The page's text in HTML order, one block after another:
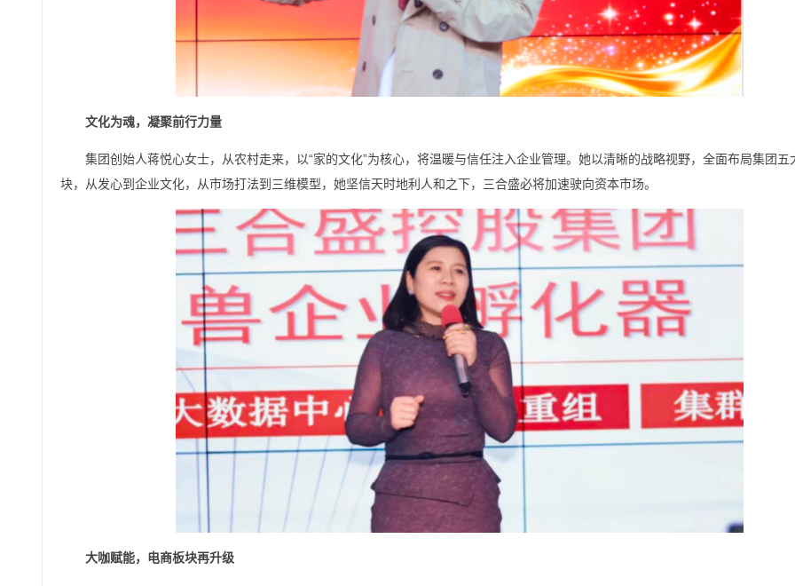
文化为魂，凝聚前行力量
集团创始人蒋悦心女士，从农村走来，以“家的文化”为核心，将温暖与信任注入企业管理。她以清晰的战略视野，全面布局集团五
块，从发心到企业文化，从市场打法到三维模型，她坚信天时地利人和之下，三合盛必将加速驶向资本市场。
大咖赋能，电商板块再升级